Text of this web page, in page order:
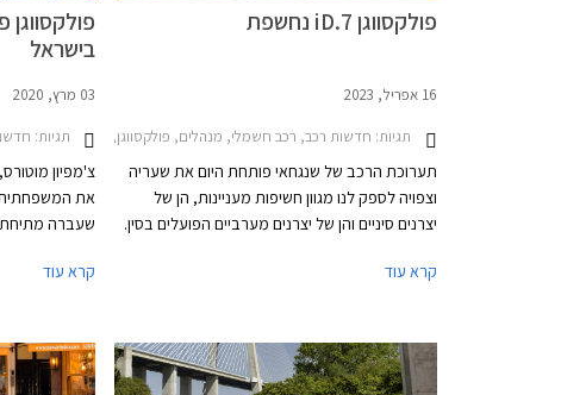
פולקסווגן iD.7 נחשפת
16 אפריל, 2023
תגיות: חדשות רכב, רכב חשמלי, מנהלים, פולקסווגן, פולקסווגן פאסאט 2020-2022, פולקסווגן ID.7 2024-2025, פולקסווגן iD.7רכב חשמלי עתידי
תערוכת הרכב של שנגחאי פותחת היום את שעריה
וצפויה לספק לנו מגוון חשיפות מעניינות, הן של
יצרנים סיניים והן של יצרנים מערביים הפועלים בסין.
האחרונה הצטרפו גם יונדאי איוניק 6 שתושק בחודש
הבא בישראל, BYD סיל שעושה את צעדיה
קרא עוד
בישראל
03 מרץ, 2020
תגיות: חדשות
צ'מפיון
את המשפחתית
שעברה
תאורה, שבכה
קרא עוד